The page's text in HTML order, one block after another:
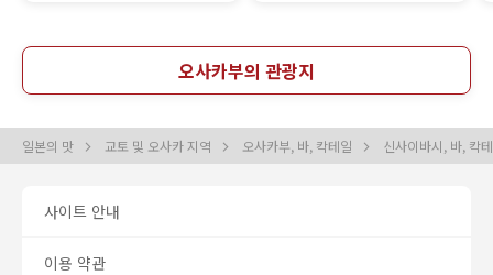
오사카부의 관광지
일본의 맛 교토 및 오사카 지역 오사카부, 바, 칵테일 신사이바시, 바, 칵
사이트 안내
이용 약관